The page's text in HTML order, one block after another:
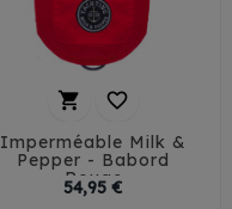
 
Imperméable Milk &
Pepper - Babord
Rouge
54,95 €